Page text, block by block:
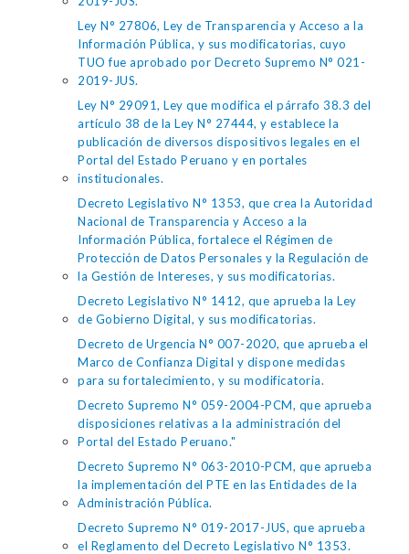
Ley N° 27806, Ley de Transparencia y Acceso a la
Información Pública, y sus modificatorias, cuyo
TUO fue aprobado por Decreto Supremo N° 021-
2019-JUS.
Ley N° 29091, Ley que modifica el párrafo 38.3 del
artículo 38 de la Ley N° 27444, y establece la
publicación de diversos dispositivos legales en el
Portal del Estado Peruano y en portales
institucionales.
Decreto Legislativo N° 1353, que crea la Autoridad
Nacional de Transparencia y Acceso a la
Información Pública, fortalece el Régimen de
Protección de Datos Personales y la Regulación de
la Gestión de Intereses, y sus modificatorias.
Decreto Legislativo N° 1412, que aprueba la Ley
de Gobierno Digital, y sus modificatorias.
Decreto de Urgencia N° 007-2020, que aprueba el
Marco de Confianza Digital y dispone medidas
para su fortalecimiento, y su modificatoria.
Decreto Supremo N° 059-2004-PCM, que aprueba
disposiciones relativas a la administración del
Portal del Estado Peruano."
Decreto Supremo N° 063-2010-PCM, que aprueba
la implementación del PTE en las Entidades de la
Administración Pública.
Decreto Supremo N° 019-2017-JUS, que aprueba
el Reglamento del Decreto Legislativo N° 1353.